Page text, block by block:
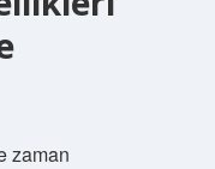
zaman